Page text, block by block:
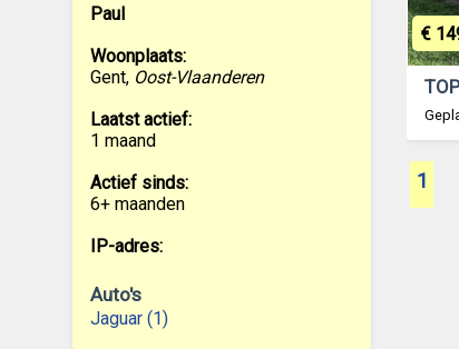
Paul
Woonplaats:
Gent, Oost-Vlaanderen
Laatst actief:
1 maand
Actief sinds:
6+ maanden
IP-adres:
Auto's
Jaguar (1)
€
1